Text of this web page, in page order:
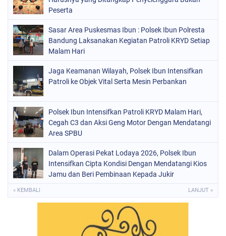
Peserta
Sasar Area Puskesmas Ibun : Polsek Ibun Polresta
Bandung Laksanakan Kegiatan Patroli KRYD Setiap
Malam Hari
Jaga Keamanan Wilayah, Polsek Ibun Intensifkan
Patroli ke Objek Vital Serta Mesin Perbankan
Polsek Ibun Intensifkan Patroli KRYD Malam Hari,
Cegah C3 dan Aksi Geng Motor Dengan Mendatangi
Area SPBU
Dalam Operasi Pekat Lodaya 2026, Polsek Ibun
Intensifkan Cipta Kondisi Dengan Mendatangi Kios
Jamu dan Beri Pembinaan Kepada Jukir
« KEMBALI LANJUT »